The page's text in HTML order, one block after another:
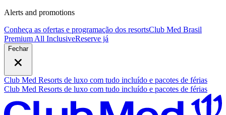
Alerts and promotions
Conheça as ofertas e programação dos resortsClub Med Brasil
Premium All InclusiveReserve já
Fechar
Club Med Resorts de luxo com tudo incluído e pacotes de férias
Club Med Resorts de luxo com tudo incluído e pacotes de férias